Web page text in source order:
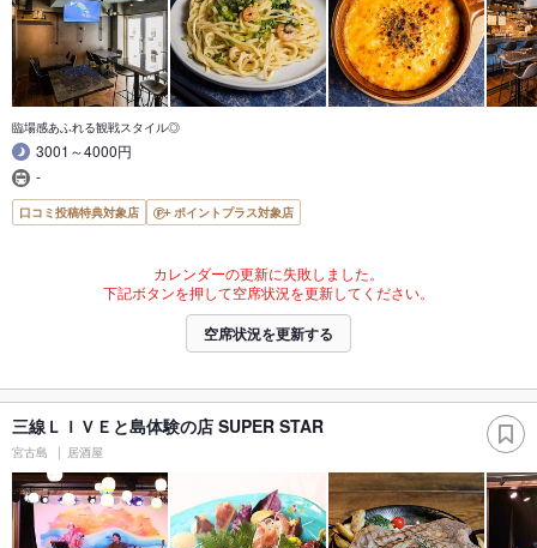
臨場感あふれる観戦スタイル◎
3001～4000円
-
口コミ投稿特典対象店 ポイントプラス対象店
カレンダーの更新に失敗しました。
下記ボタンを押して空席状況を更新してください。
空席状況を更新する
三線ＬＩＶＥと島体験の店 SUPER STAR
宮古島 居酒屋